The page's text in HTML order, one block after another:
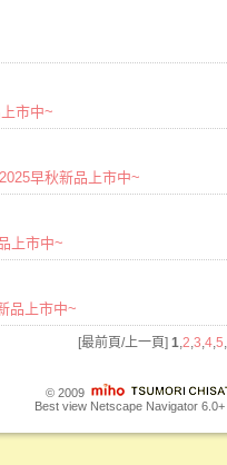
市中~
早秋新品上市中~
上市中~
品上市中~
[最前頁/上一頁] 1 2 3 4 5
© 2009
Best view Netscape Navigator